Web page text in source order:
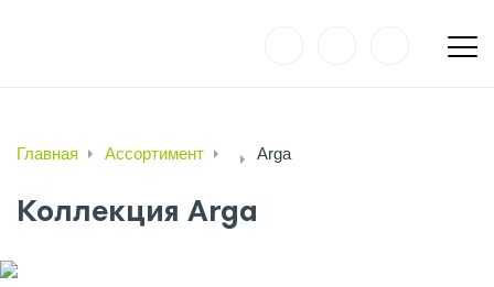
Главная Ассортимент Arga
Коллекция Arga